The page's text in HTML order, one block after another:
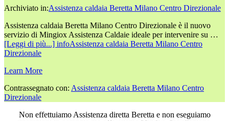
Archiviato in:Assistenza caldaia Beretta Milano Centro Direzionale
Assistenza caldaia Beretta Milano Centro Direzionale è il nuovo
servizio di Mingiox Assistenza Caldaie ideale per intervenire su …
[Leggi di più...] infoAssistenza caldaia Beretta Milano Centro
Direzionale
Learn More
Contrassegnato con: Assistenza caldaia Beretta Milano Centro
Direzionale
Non effettuiamo Assistenza diretta Beretta e non eseguiamo